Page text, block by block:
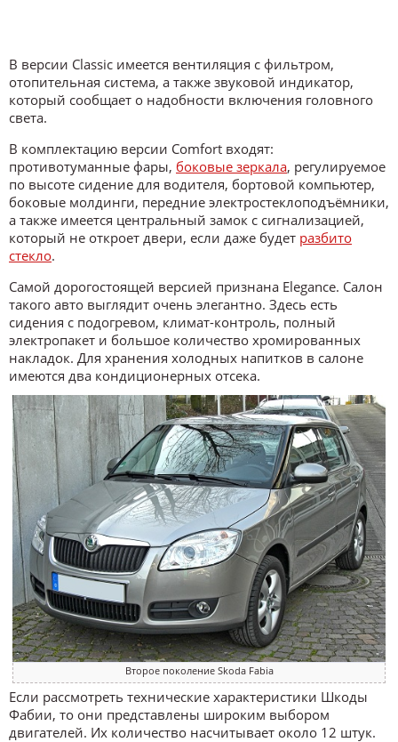
В версии Classic имеется вентиляция с фильтром,
отопительная система, а также звуковой индикатор,
который сообщает о надобности включения головного
света.
В комплектацию версии Comfort входят:
противотуманные фары, боковые зеркала, регулируемое
по высоте сидение для водителя, бортовой компьютер,
боковые молдинги, передние электростеклоподъёмники,
а также имеется центральный замок с сигнализацией,
который не откроет двери, если даже будет разбито
стекло.
Самой дорогостоящей версией признана Elegance. Салон
такого авто выглядит очень элегантно. Здесь есть
сидения с подогревом, климат-контроль, полный
электропакет и большое количество хромированных
накладок. Для хранения холодных напитков в салоне
имеются два кондиционерных отсека.
Второе поколение Skoda Fabia
Если рассмотреть технические характеристики Шкоды
Фабии, то они представлены широким выбором
двигателей. Их количество насчитывает около 12 штук.